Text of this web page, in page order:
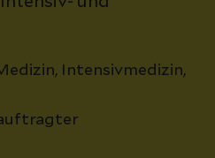
Intensivmedizin,